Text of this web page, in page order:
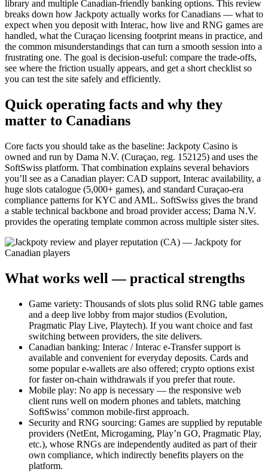
library and multiple Canadian-friendly banking options. This review
breaks down how Jackpoty actually works for Canadians — what to
expect when you deposit with Interac, how live and RNG games are
handled, what the Curaçao licensing footprint means in practice, and
the common misunderstandings that can turn a smooth session into a
frustrating one. The goal is decision-useful: compare the trade-offs,
see where the friction usually appears, and get a short checklist so
you can test the site safely and efficiently.
Quick operating facts and why they
matter to Canadians
Core facts you should take as the baseline: Jackpoty Casino is
owned and run by Dama N.V. (Curaçao, reg. 152125) and uses the
SoftSwiss platform. That combination explains several behaviors
you’ll see as a Canadian player: CAD support, Interac availability, a
huge slots catalogue (5,000+ games), and standard Curaçao-era
compliance patterns for KYC and AML. SoftSwiss gives the brand
a stable technical backbone and broad provider access; Dama N.V.
provides the operating template common across multiple sister sites.
What works well — practical strengths
Game variety: Thousands of slots plus solid RNG table games
and a deep live lobby from major studios (Evolution,
Pragmatic Play Live, Playtech). If you want choice and fast
switching between providers, the site delivers.
Canadian banking: Interac / Interac e-Transfer support is
available and convenient for everyday deposits. Cards and
some popular e-wallets are also offered; crypto options exist
for faster on-chain withdrawals if you prefer that route.
Mobile play: No app is necessary — the responsive web
client runs well on modern phones and tablets, matching
SoftSwiss’ common mobile-first approach.
Security and RNG sourcing: Games are supplied by reputable
providers (NetEnt, Microgaming, Play’n GO, Pragmatic Play,
etc.), whose RNGs are independently audited as part of their
own compliance, which indirectly benefits players on the
platform.